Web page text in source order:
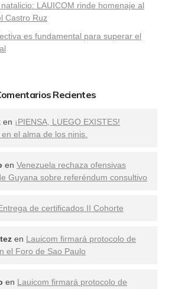
LAUICOM rinde homenaje al
Castro Ruz
es fundamental para superar el
Recientes
en ¡PIENSA, LUEGO EXISTES!
el alma de los ninis.
en Venezuela rechaza ofensivas
Guyana sobre referéndum consultivo
de certificados II Cohorte
en Lauicom firmará protocolo de
el Foro de Sao Paulo
en Lauicom firmará protocolo de